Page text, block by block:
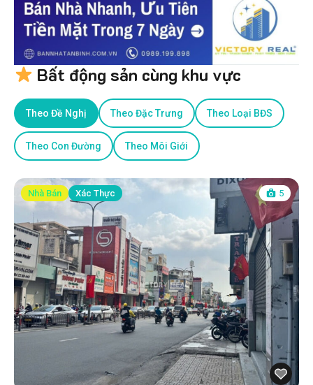
Bất động sản cùng khu vực
Theo Đề Nghị Theo Đặc Trưng Theo Loại BĐS
Theo Con Đường Theo Môi Giới
Nhà Bán Xác Thực 5